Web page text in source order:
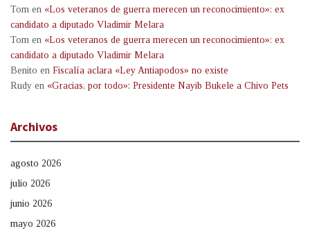
Tom en «Los veteranos de guerra merecen un reconocimiento»: ex
candidato a diputado Vladimir Melara
Tom en «Los veteranos de guerra merecen un reconocimiento»: ex
candidato a diputado Vladimir Melara
Benito en Fiscalía aclara «Ley Antiapodos» no existe
Rudy en «Gracias, por todo»: Presidente Nayib Bukele a Chivo Pets
Archivos
agosto 2026
julio 2026
junio 2026
mayo 2026